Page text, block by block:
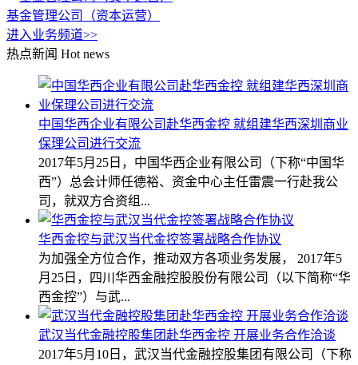
基金管理公司（资本运营）
进入业务频道>>
热点新闻 Hot news
中国华西企业有限公司赴华西金控 就组建华西深圳商业
保理公司进行交流
2017年5月25日，中国华西企业有限公司（下称“中国华
西”）总会计师任德裕、资金中心主任雷震一行赴我公
司，就双方合资组...
华西金控与武汉当代金控签署战略合作协议
为加强全方位合作，推动双方各项业务发展， 2017年5
月25日，四川华西金融控股股份有限公司（以下简称“华
西金控”）与武...
武汉当代金融控股集团赴华西金控 开展业务合作洽谈
2017年5月10日，武汉当代金融控股集团有限公司（下称